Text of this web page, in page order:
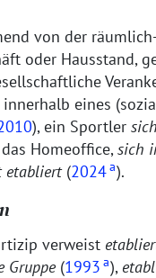
von der
oder Hausstand,
eines
), ein Sportler
das Homeoffice,sich
etabliert(2024a).
verweist
Gruppe(1993 a),